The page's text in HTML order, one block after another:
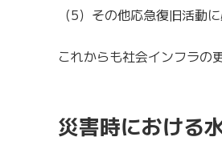
（5）その他応急復旧活動
これからも社会インフラの
災害時における